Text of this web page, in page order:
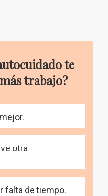
te
trabajo?
otra
falta de tiempo.